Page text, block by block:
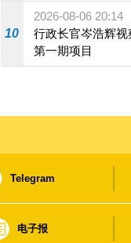
10
2026-08-06 20:14
行政长官岑浩辉
第一期项目
Telegram
电子报